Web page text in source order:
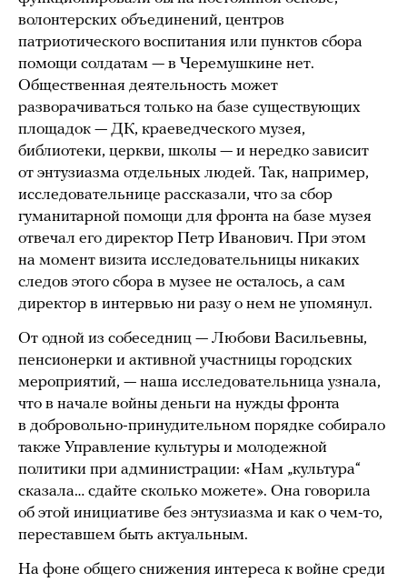
волонтерских объединений, центров
патриотического воспитания или пунктов сбора
помощи солдатам — в Черемушкине нет.
Общественная деятельность может
разворачиваться только на базе существующих
площадок — ДК, краеведческого музея,
библиотеки, церкви, школы — и нередко зависит
от энтузиазма отдельных людей. Так, например,
исследовательнице рассказали, что за сбор
гуманитарной помощи для фронта на базе музея
отвечал его директор Петр Иванович. При этом
на момент визита исследовательницы никаких
следов этого сбора в музее не осталось, а сам
директор в интервью ни разу о нем не упомянул.
От одной из собеседниц — Любови Васильевны,
пенсионерки и активной участницы городских
мероприятий, — наша исследовательница узнала,
что в начале войны деньги на нужды фронта
в добровольно-принудительном порядке собирало
также Управление культуры и молодежной
политики при администрации: «Нам „культура“
сказала… сдайте сколько можете». Она говорила
об этой инициативе без энтузиазма и как о чем-то,
переставшем быть актуальным.
На фоне общего снижения интереса к войне среди